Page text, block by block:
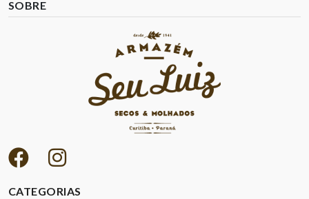
SOBRE
CATEGORIAS